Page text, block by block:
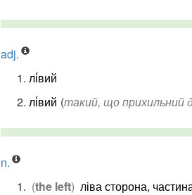
adj.
лі́вий
лі́вий (такий, що прихильний
n.
(the left) ліва сторона,